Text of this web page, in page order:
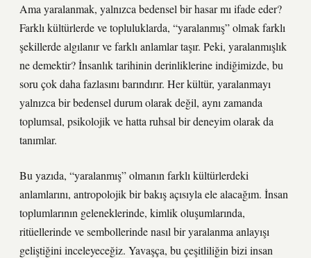
Ama yaralanmak, yalnızca bedensel bir hasar mı ifade eder?
Farklı kültürlerde ve topluluklarda, “yaralanmış” olmak farklı
şekillerde algılanır ve farklı anlamlar taşır. Peki, yaralanmışlık
ne demektir? İnsanlık tarihinin derinliklerine indiğimizde, bu
soru çok daha fazlasını barındırır. Her kültür, yaralanmayı
yalnızca bir bedensel durum olarak değil, aynı zamanda
toplumsal, psikolojik ve hatta ruhsal bir deneyim olarak da
tanımlar.
Bu yazıda, “yaralanmış” olmanın farklı kültürlerdeki
anlamlarını, antropolojik bir bakış açısıyla ele alacağım. İnsan
toplumlarının geleneklerinde, kimlik oluşumlarında,
ritüellerinde ve sembollerinde nasıl bir yaralanma anlayışı
geliştiğini inceleyeceğiz. Yavaşça, bu çeşitliliğin bizi insan